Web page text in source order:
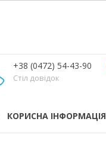
+38 (0472) 54-43-90
Стіл довідок
КОРИСНА ІНФОРМАЦІЯ